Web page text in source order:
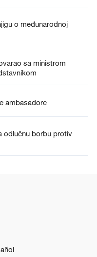
o međunarodnoj
sa ministrom
ambasadore
odlučnu borbu protiv